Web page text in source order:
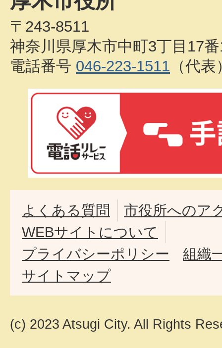
〒243-8511
神奈川県厚木市中町3丁目17
電話番号 046-223-1511 （代表
よくある質問
市役所へのア
WEBサイトについて
プライバシーポリシー
組織
サイトマップ
(c) 2023 Atsugi City. All Rights